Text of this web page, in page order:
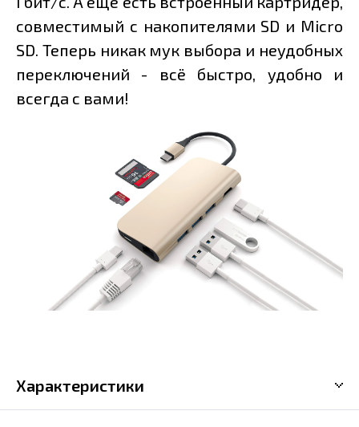
совместимый с накопителями SD и Micro
SD. Теперь никак мук выбора и неудобных
переключений - всё быстро, удобно и
всегда с вами!
Характеристики